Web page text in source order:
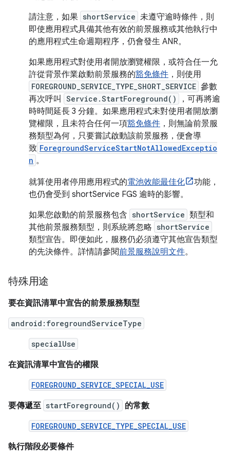
請注意，如果 shortService 未遵守逾時條件，則
即使應用程式具備其他有效的前景服務或其他執行中
的應用程式生命週期程序，仍會發生 ANR。
如果應用程式對使用者開放瀏覽權限，或符合任一允
許從背景作業啟動前景服務的豁免條件 ，則使用
FOREGROUND_SERVICE_TYPE_SHORT_SERVICE 參數
再次呼叫
Service.StartForeground()
，可再將逾
時時間延長 3 分鐘。如果應用程式未對使用者開放瀏
覽權限，且未符合任何一項豁免條件 ，則無論前景服
務類型為何，只要嘗試啟動該前景服務，便會導
致 ForegroundServiceStartNotAllowedExceptio
n 。
就算使用者停用應用程式的電池效能最佳化
功能，
也仍會受到 shortService FGS 逾時的影響。
如果您啟動的前景服務包含 shortService 類型和
其他前景服務類型，則系統將忽略 shortService
類型宣告。即便如此，服務仍必須遵守其他宣告類型
的先決條件。詳情請參閱前景服務說明文件。
特殊用途
要在資訊清單中宣告的前景服務類型
android:foregroundServiceType
specialUse
在資訊清單中宣告的權限
FOREGROUND_SERVICE_SPECIAL_USE
要傳遞至 startForeground() 的常數
FOREGROUND_SERVICE_TYPE_SPECIAL_USE
執行階段必要條件